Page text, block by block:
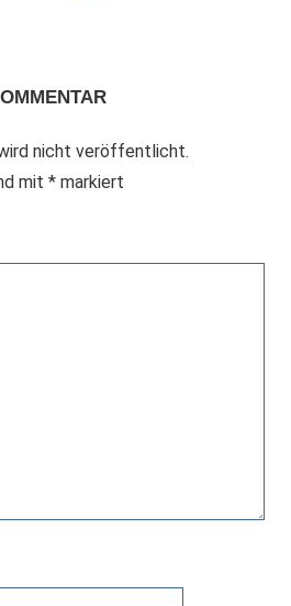
nicht veröffentlicht.
mit * markiert